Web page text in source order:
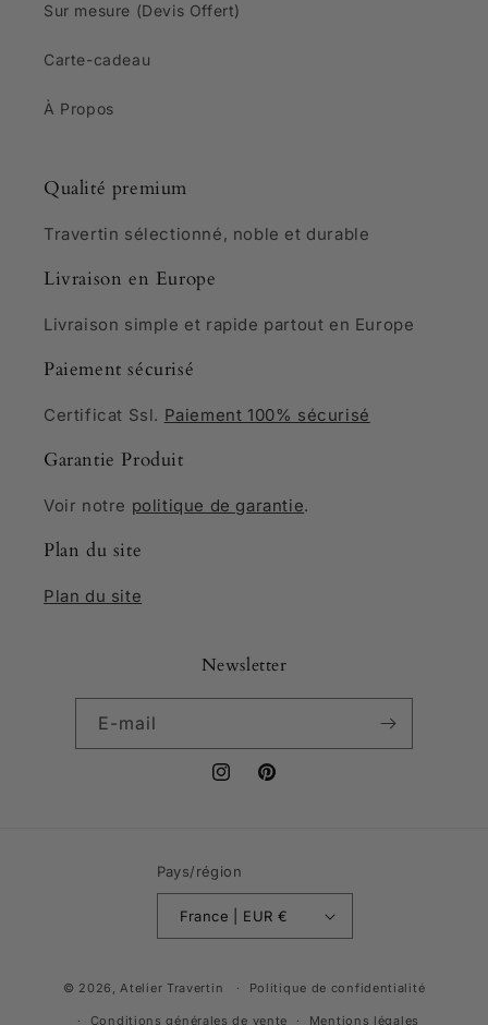
Sur mesure (Devis Offert)
Carte-cadeau
À Propos
Qualité premium
Travertin sélectionné, noble et durable
Livraison en Europe
Livraison simple et rapide partout en Europe
Paiement sécurisé
Certificat Ssl. Paiement 100% sécurisé
Garantie Produit
Voir notre politique de garantie.
Plan du site
Plan du site
Newsletter
E-mail
InstagramPinterest
Pays/région
France | EUR €
de
© 2026, Atelier Travertin Politique de confidentialité
Conditions générales de vente Mentions légales